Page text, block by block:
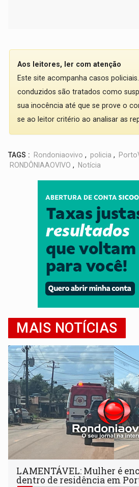
Aos leitores, ler com atenção
Este site acompanha casos
conduzidos são tratados como
sua inocência até que se prove o
se ao leitor critério ao analisar as
TAGS : Rondoniaovivo , policia ,
RONDÔNIAAOVIVO , Notícia
MAIS NOTÍCIAS
LAMENTÁVEL: Mulher é
dentro de residência em